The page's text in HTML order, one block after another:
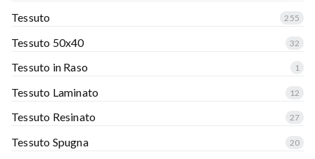
Tessuto 255
Tessuto 50x40 32
Tessuto in Raso 1
Tessuto Laminato 12
Tessuto Resinato 27
Tessuto Spugna 20